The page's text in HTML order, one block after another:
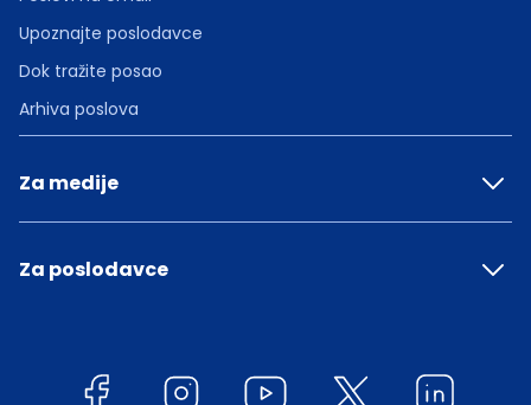
Upoznajte poslodavce
Dok tražite posao
Arhiva poslova
Za medije
Za poslodavce